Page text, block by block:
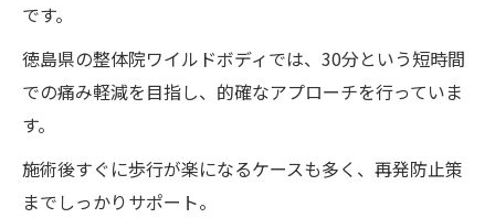
整体院ワイルドボディで姿勢を正し歩行を
安定させるコツ
再発防止に役立つ整体院ワイルドボディの実践
です。
徳島県の整体院ワイルドボディでは、30分という短時間
での痛み軽減を目指し、的確なアプローチを行っていま
す。
施術後すぐに歩行が楽になるケースも多く、再発防止策
までしっかりサポート。